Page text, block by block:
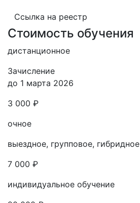
Ссылка на реестр
Стоимость обучения
дистанционное
Зачисление
до 1 марта 2026
3 000 ₽
очное
выездное, групповое, гибридное
7 000 ₽
индивидуальное обучение